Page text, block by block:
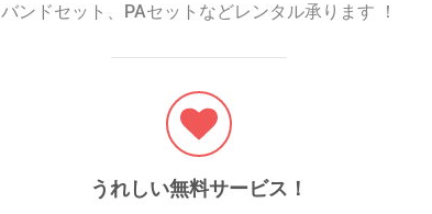
バンドセット、PAセットなどレンタル承ります ！
うれしい無料サービス！